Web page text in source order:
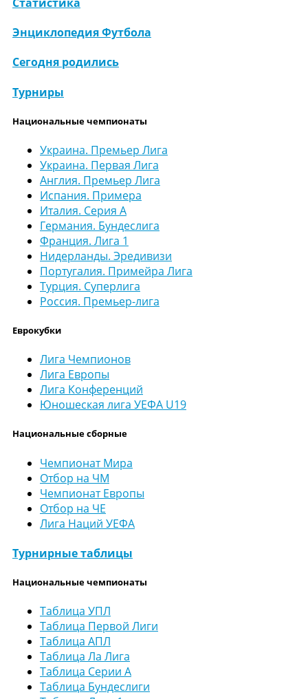
Энциклопедия Футбола
Сегодня родились
Турниры
Национальные чемпионаты
Украина. Премьер Лига
Украина. Первая Лига
Англия. Премьер Лига
Испания. Примера
Италия. Серия А
Германия. Бундеслига
Франция. Лига 1
Нидерланды. Эредивизи
Португалия. Примейра Лига
Турция. Суперлига
Россия. Премьер-лига
Еврокубки
Лига Чемпионов
Лига Европы
Лига Конференций
Юношеская лига УЕФА U19
Национальные сборные
Чемпионат Мира
Отбор на ЧМ
Чемпионат Европы
Отбор на ЧЕ
Лига Наций УЕФА
Турнирные таблицы
Национальные чемпионаты
Таблица УПЛ
Таблица Первой Лиги
Таблица АПЛ
Таблица Ла Лига
Таблица Серии А
Таблица Бундеслиги